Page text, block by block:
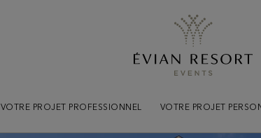
VOTRE PROJET PROFESSIONNEL VOTRE PROJET